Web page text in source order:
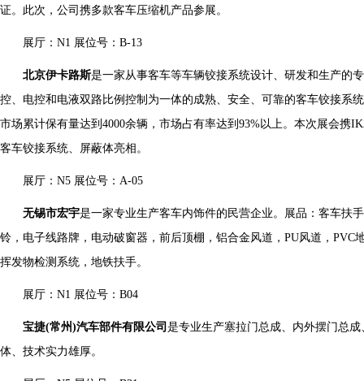
证。此次，公司携多款客车压缩机产品参展。
展厅：N1 展位号：B-13
北京伊卡路斯是一家从事客车等车辆铰接系统设计、研发和生产的
控、电控和电液双路比例控制为一体的成熟、安全、可靠的客车铰接系
市场累计保有量达到4000余辆，市场占有率达到93%以上。本次展会携
客车铰接系统、屏蔽体亮相。
展厅：N5 展位号：A-05
无锡市宏宇是一家专业生产客车内饰件的民营企业。展品：客车扶
铃，电子线路牌，电动破窗器，前后顶棚，铝合金风道，PU风道，PVC
挥发物检测系统，地铁扶手。
展厅：N1 展位号：B04
宝捷(常州)汽车部件有限公司 是专业生产塞拉门总成、内外摆门总
体、技术实力雄厚。